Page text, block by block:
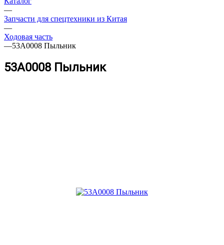
—
Запчасти для спецтехники из Китая
—
Ходовая часть
—53A0008 Пыльник
53A0008 Пыльник